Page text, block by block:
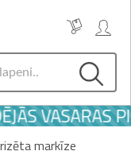
VASARAS
markīze